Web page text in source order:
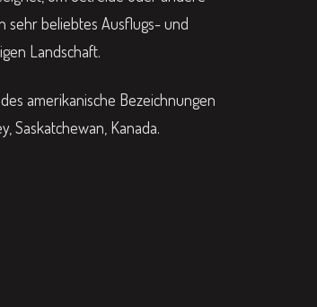
sehr beliebtes Ausflugs- und
Landschaft.
amerikanische Bezeichnungen
Saskatchewan, Kanada.